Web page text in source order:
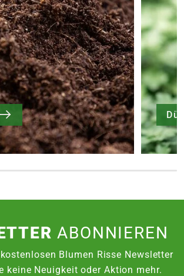
ABONNIEREN
Blumen Risse Newsletter
keine Neuigkeit oder Aktion mehr.